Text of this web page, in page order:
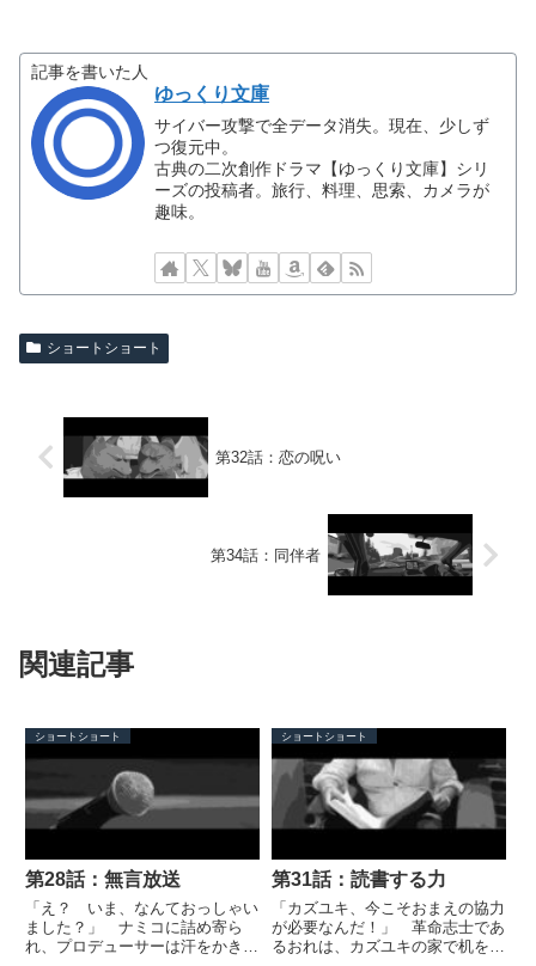
記事を書いた人
ゆっくり文庫
サイバー攻撃で全データ消失。現在、少しず
つ復元中。
古典の二次創作ドラマ【ゆっくり文庫】シリ
ーズの投稿者。旅行、料理、思索、カメラが
趣味。
ショートショート
第32話：恋の呪い
第34話：同伴者
関連記事
ショートショート
第28話：無言放送
「え？ いま、なんておっしゃい
ました？」 ナミコに詰め寄ら
れ、プロデューサーは汗をかきな
ショートショート
第31話：読書する力
「カズユキ、今こそおまえの協力
が必要なんだ！」 革命志士であ
るおれは、カズユキの家で机を叩